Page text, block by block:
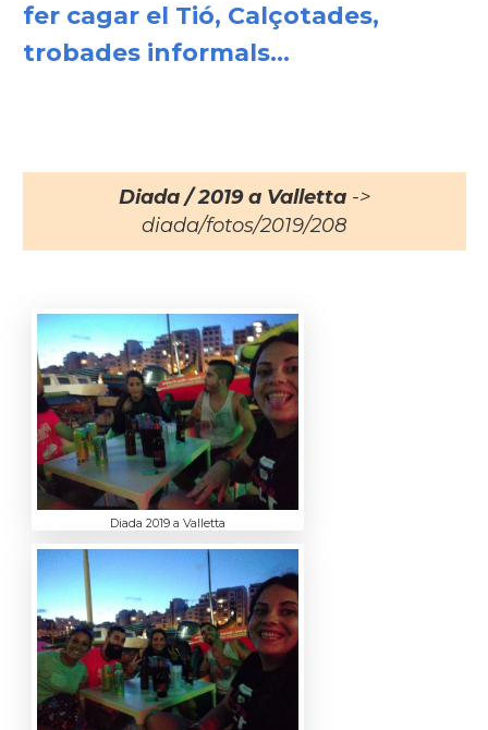
fer cagar el Tió, Calçotades,
trobades informals...
Diada / 2019 a Valletta->
diada/fotos/2019/208
Diada 2019 a Valletta